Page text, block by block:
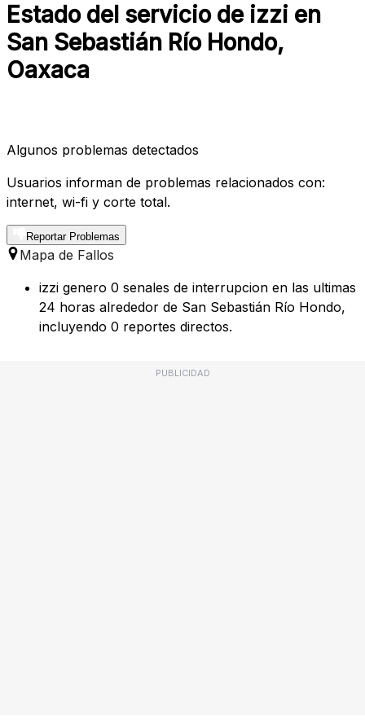
Estado del servicio de izzi en
San Sebastián Río Hondo,
Oaxaca
Algunos problemas detectados
Usuarios informan de problemas relacionados con:
internet, wi-fi y corte total.
Reportar Problemas
Mapa de Fallos
izzi genero 0 senales de interrupcion en las ultimas
24 horas alrededor de San Sebastián Río Hondo,
incluyendo 0 reportes directos.
PUBLICIDAD